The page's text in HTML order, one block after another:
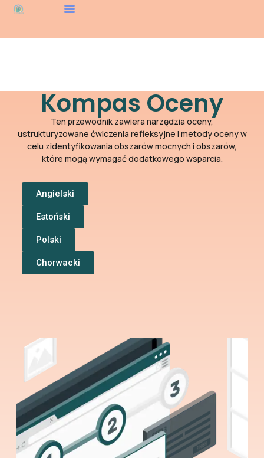
Kompas Oceny
Ten przewodnik zawiera narzędzia oceny,
ustrukturyzowane ćwiczenia refleksyjne i metody oceny w
celu zidentyfikowania obszarów mocnych i obszarów,
które mogą wymagać dodatkowego wsparcia.
Angielski
Estoński
Polski
Chorwacki